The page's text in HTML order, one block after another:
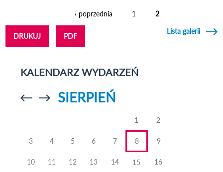
Strony
‹ poprzednia 1 2
DRUKUJ PDF
Lista galerii
KALENDARZ WYDARZEŃ
Przejdź doPrzejdź do
SIERPIEŃ
1 2
3 4 5 6 7 8 9
10 11 12 13 14 15 16